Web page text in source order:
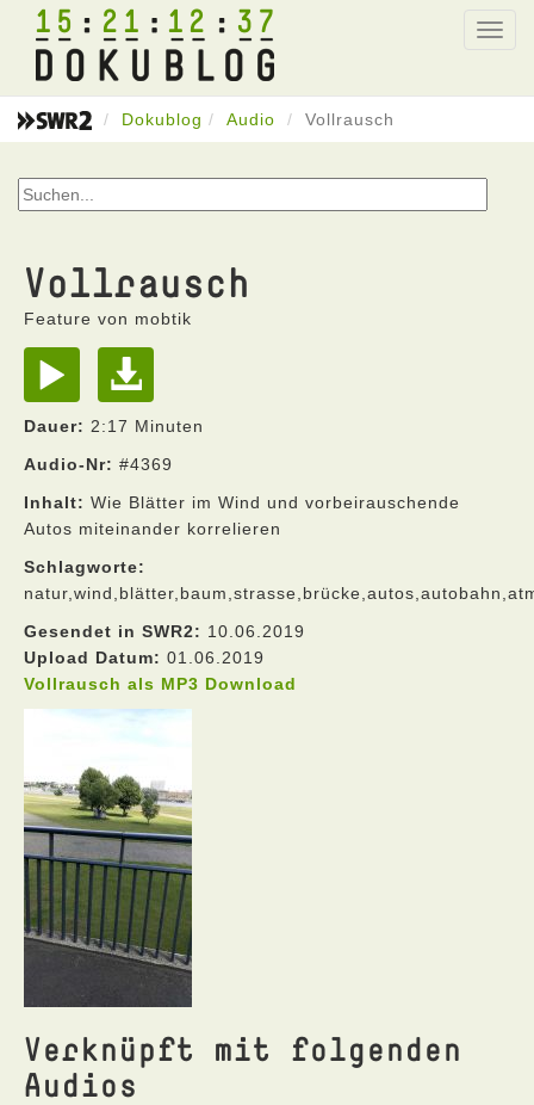
15 21 12 37
Dokublog Audio Vollrausch
Vollrausch
Feature von mobtik
Dauer: 2:17 Minuten
Audio-Nr: #4369
Inhalt: Wie Blätter im Wind und vorbeirauschende
Autos miteinander korrelieren
Schlagworte:
Gesendet in SWR2: 10.06.2019
Upload Datum: 01.06.2019
Vollrausch als MP3 Download
Verknüpft mit folgenden
Audios